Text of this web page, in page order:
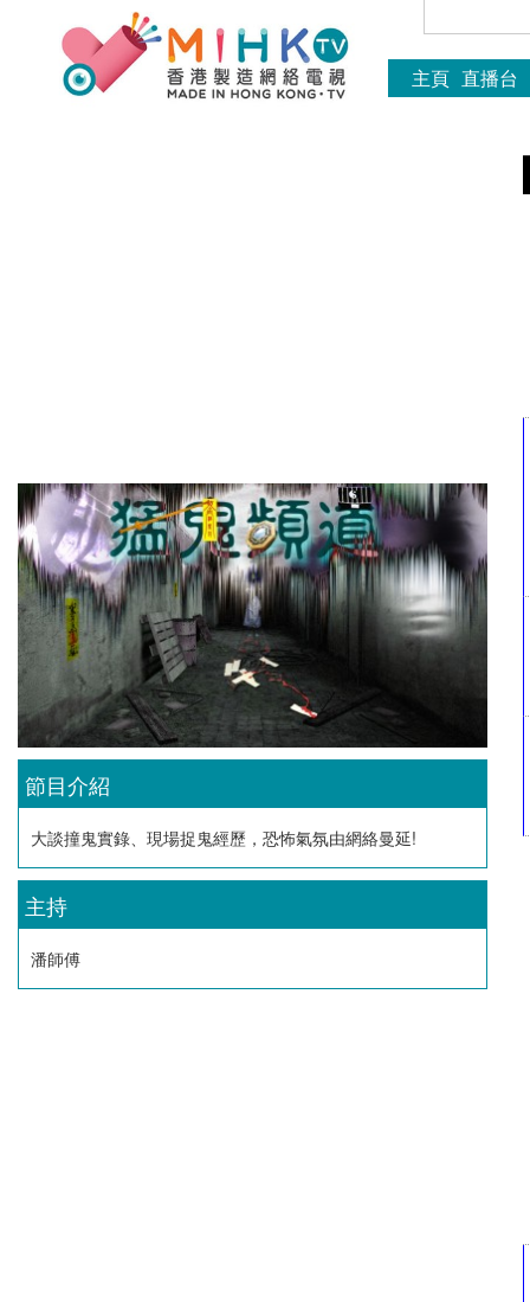
主頁 直播台
節目介紹
大談撞鬼實錄、現場捉鬼經歷，恐怖氣氛由網絡曼延!
主持
潘師傅